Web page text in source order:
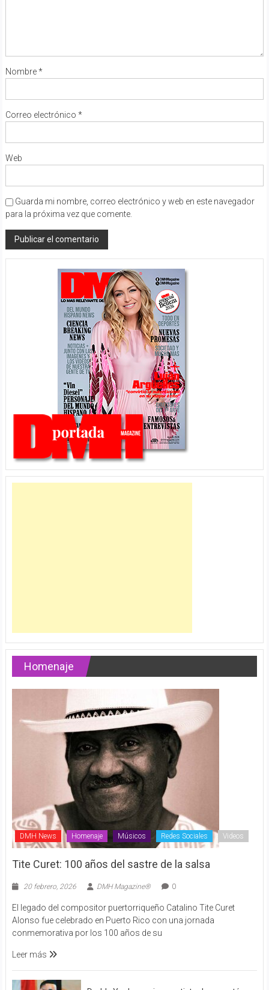
Nombre*
Correo electrónico *
Web
Guarda mi nombre, correo electrónico y web en este navegador
para la próxima vez que comente.
Homenaje
DMH News Homenaje Músicos Redes Sociales Videos
Tite Curet: 100 años del sastre de la salsa
20 febrero, 2026 DMH Magazine® 0
El legado del compositor puertorriqueño Catalino Tite Curet
Alonso fue celebrado en Puerto Rico con una jornada
conmemorativa por los 100 años de su
Leer más